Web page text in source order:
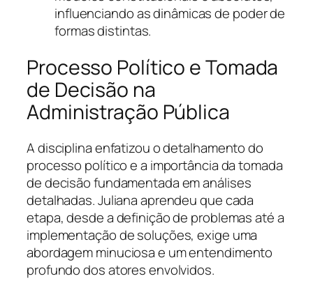
influenciando as dinâmicas de poder de
formas distintas.
Processo Político e Tomada
de Decisão na
Administração Pública
A disciplina enfatizou o detalhamento do
processo político e a importância da tomada
de decisão fundamentada em análises
detalhadas. Juliana aprendeu que cada
etapa, desde a definição de problemas até a
implementação de soluções, exige uma
abordagem minuciosa e um entendimento
profundo dos atores envolvidos.